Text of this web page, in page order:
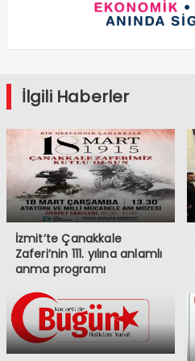
İlgili Haberler
İzmit’te Çanakkale
Zaferi’nin 111. yılına anlamlı
anma programı